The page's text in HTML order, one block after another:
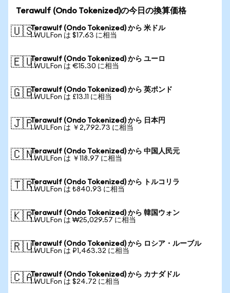
Terawulf (Ondo Tokenized)の今日の換算価格
🇺🇸Terawulf (Ondo Tokenized) から 米ドル
1 WULFon は $17.63 に相当
🇪🇺Terawulf (Ondo Tokenized) から ユーロ
1 WULFon は €15.30 に相当
🇬🇧Terawulf (Ondo Tokenized) から 英ポンド
1 WULFon は £13.11 に相当
🇯🇵Terawulf (Ondo Tokenized) から 日本円
1 WULFon は ￥2,792.73 に相当
🇨🇳Terawulf (Ondo Tokenized) から 中国人民元
1 WULFon は ￥118.97 に相当
🇹🇷Terawulf (Ondo Tokenized) から トルコリラ
1 WULFon は ₺840.93 に相当
🇰🇷Terawulf (Ondo Tokenized) から 韓国ウォン
1 WULFon は ₩25,029.57 に相当
🇷🇺Terawulf (Ondo Tokenized) から ロシア・ルーブル
1 WULFon は ₽1,463.32 に相当
🇨🇦Terawulf (Ondo Tokenized) から カナダドル
1 WULFon は $24.72 に相当